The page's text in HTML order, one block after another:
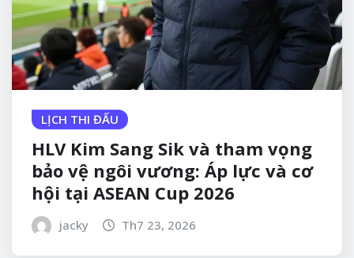
LỊCH THI ĐẤU
HLV Kim Sang Sik và tham vọng
bảo vệ ngôi vương: Áp lực và cơ
hội tại ASEAN Cup 2026
jacky Th7 23, 2026